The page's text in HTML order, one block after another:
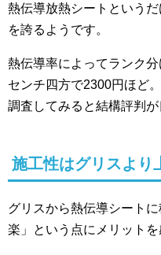
熱伝導放熱シートという
を誇るようです。
熱伝導率によってランク
センチ四方で2300円ほど
調査してみると結構評判が
施工性はグリスより
グリスから熱伝導シート
楽」という点にメリットを